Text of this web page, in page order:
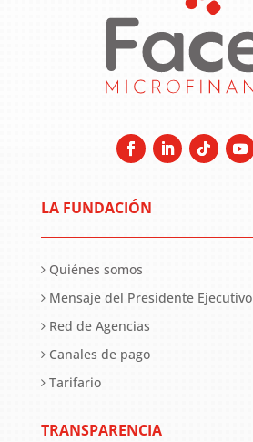
LA FUNDACIÓN
Quiénes somos
Mensaje del Presidente Ejecutivo
Red de Agencias
Canales de pago
Tarifario
TRANSPARENCIA